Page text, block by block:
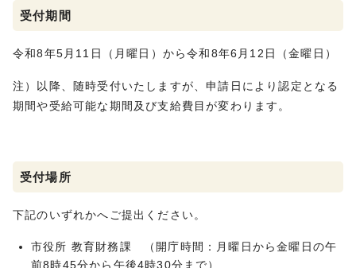
受付期間
令和8年5月11日（月曜日）から令和8年6月12日（金曜日）
注）以降、随時受付いたしますが、申請日により認定となる
期間や受給可能な期間及び支給費目が変わります。
受付場所
下記のいずれかへご提出ください。
市役所 教育財務課 （開庁時間：⽉曜日から⾦曜日の午
前8時45分から午後4時30分まで）